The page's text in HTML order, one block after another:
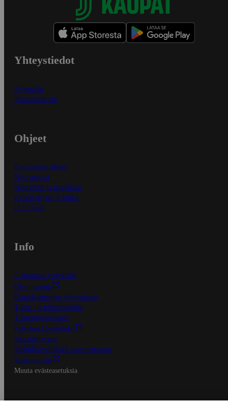
Yhteystiedot
Myymälät
Asiakaspalvelu
Ohjeet
Ensitilaajan ohjeet
Näin maksat
Näin tilaat ja muokkaat
Kaikki ohjeet ja vinkit
In English
Info
S-Business yrityksille
Oiva-raportit
Osuuskauppojen yhteystiedot
Tilaus- ja toimitusehdot
Tietosuojakäytäntö
Palvelun käyttöehdot
Saavutettavuus
Mobiilisovelluksen saavutettavuus
Mainostajalle
Muuta evästeasetuksia